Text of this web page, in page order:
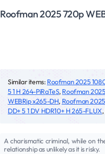
Roofman 2025 720p
Similar items: Roofman 2025
5 1 H 264-PiRaTeS, Roofman
WEBRip x265-DH, Roofman
DD+ 5 1 DV HDR10+ H 265-FLUX,
A charismatic criminal, while on
relationship as unlikely as it is risky.